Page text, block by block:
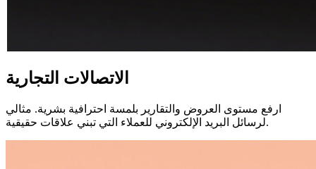
الاتصالات التجارية
ارفع مستوى العروض والتقارير بلمسة احترافية بشرية. مثالي
لرسائل البريد الإلكتروني للعملاء التي تبني علاقات حقيقية.